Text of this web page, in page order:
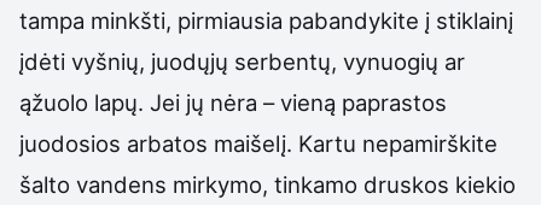
tampa minkšti, pirmiausia pabandykite į stiklainį
įdėti vyšnių, juodųjų serbentų, vynuogių ar
ąžuolo lapų. Jei jų nėra – vieną paprastos
juodosios arbatos maišelį. Kartu nepamirškite
šalto vandens mirkymo, tinkamo druskos kiekio